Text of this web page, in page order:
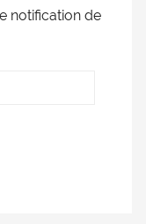
notification de